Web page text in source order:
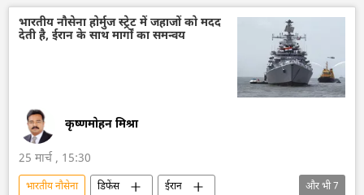
हिंद-प्रशांत क्षेत्र
ब्रह्मोस
बड़े एंटी-सबमरीन जहाज
भारतीय नौसेना होर्मुज स्ट्रेट में जहाजों को मदद
देती है, ईरान के साथ मार्गों का समन्वय
कृष्णमोहन मिश्रा
25 मार्च , 15:30
भारतीय नौसेना डिफेंस
ईरान
और भी7